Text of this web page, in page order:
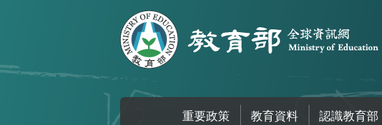
重要政策 教育資料 認識教育部